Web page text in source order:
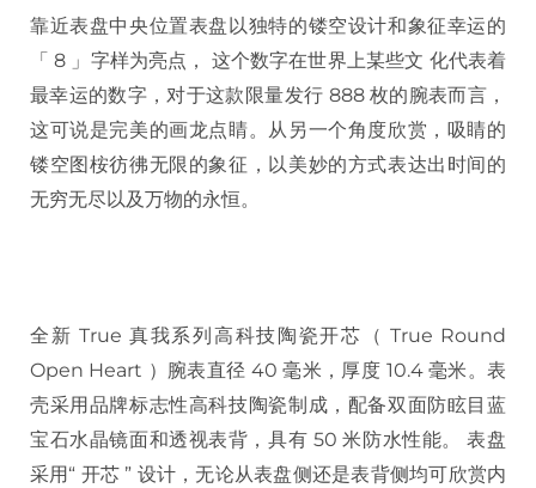
靠近表盘中央位置表盘以独特的镂空设计和象征幸运的
「 8 」字样为亮点， 这个数字在世界上某些文 化代表着
最幸运的数字，对于这款限量发行 888 枚的腕表而言，
这可说是完美的画龙点睛。从另一个角度欣赏，吸睛的
镂空图桉彷彿无限的象征，以美妙的方式表达出时间的
无穷无尽以及万物的永恒。
全新 True 真我系列高科技陶瓷开芯（ True Round
Open Heart ）腕表直径 40 毫米，厚度 10.4 毫米。表
壳采用品牌标志性高科技陶瓷制成，配备双面防眩目蓝
宝石水晶镜面和透视表背，具有 50 米防水性能。 表盘
采用“ 开芯 ” 设计，无论从表盘侧还是表背侧均可欣赏内